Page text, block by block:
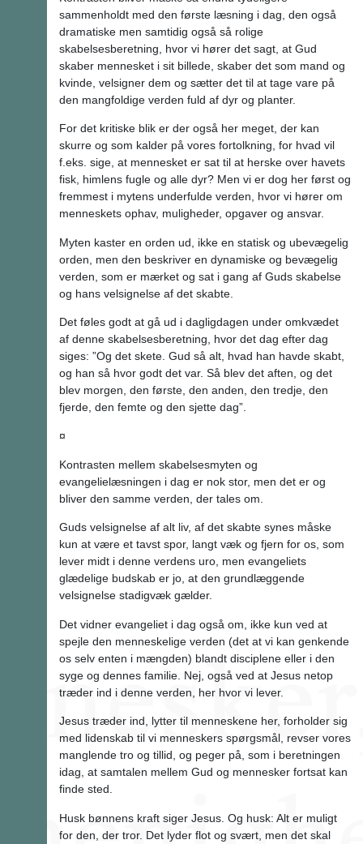
sammenholdt med den første læsning i dag, den også
dramatiske men samtidig også så rolige
skabelsesberetning, hvor vi hører det sagt, at Gud
skaber mennesket i sit billede, skaber det som mand og
kvinde, velsigner dem og sætter det til at tage vare på
den mangfoldige verden fuld af dyr og planter.
For det kritiske blik er der også her meget, der kan
skurre og som kalder på vores fortolkning, for hvad vil
f.eks. sige, at mennesket er sat til at herske over havets
fisk, himlens fugle og alle dyr? Men vi er dog her først og
fremmest i mytens underfulde verden, hvor vi hører om
menneskets ophav, muligheder, opgaver og ansvar.
Myten kaster en orden ud, ikke en statisk og ubevægelig
orden, men den beskriver en dynamiske og bevægelig
verden, som er mærket og sat i gang af Guds skabelse
og hans velsignelse af det skabte.
Det føles godt at gå ud i dagligdagen under omkvædet
af denne skabelsesberetning, hvor det dag efter dag
siges: ”Og det skete. Gud så alt, hvad han havde skabt,
og han så hvor godt det var. Så blev det aften, og det
blev morgen, den første, den anden, den tredje, den
fjerde, den femte og den sjette dag”.
¤
Kontrasten mellem skabelsesmyten og
evangelielæsningen i dag er nok stor, men det er og
bliver den samme verden, der tales om.
Guds velsignelse af alt liv, af det skabte synes måske
kun at være et tavst spor, langt væk og fjern for os, som
lever midt i denne verdens uro, men evangeliets
glædelige budskab er jo, at den grundlæggende
velsignelse stadigvæk gælder.
Det vidner evangeliet i dag også om, ikke kun ved at
spejle den menneskelige verden (det at vi kan genkende
os selv enten i mængden) blandt disciplene eller i den
syge og dennes familie. Nej, også ved at Jesus netop
træder ind i denne verden, her hvor vi lever.
Jesus træder ind, lytter til menneskene her, forholder sig
med lidenskab til vi menneskers spørgsmål, revser vores
manglende tro og tillid, og peger på, som i beretningen
idag, at samtalen mellem Gud og mennesker fortsat kan
finde sted.
Husk bønnens kraft siger Jesus. Og husk: Alt er muligt
for den, der tror. Det lyder flot og svært, men det skal